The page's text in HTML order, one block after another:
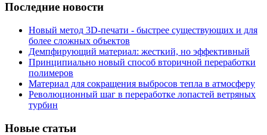
Последние новости
Новый метод 3D-печати - быстрее существующих и для
более сложных объектов
Демпфирующий материал: жесткий, но эффективный
Принципиально новый способ вторичной переработки
полимеров
Материал для сокращения выбросов тепла в атмосферу
Революционный шаг в переработке лопастей ветряных
турбин
Новые статьи